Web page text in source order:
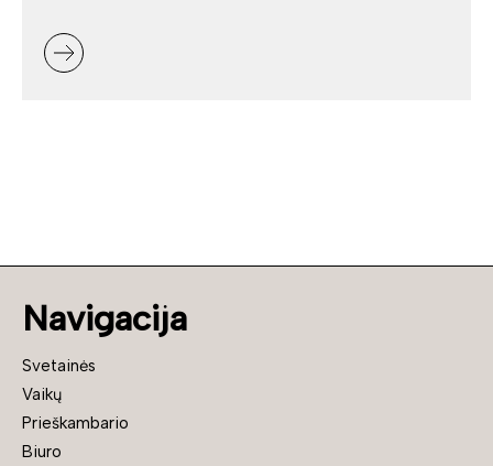
Navigacija
Svetainės
Vaikų
Prieškambario
Biuro